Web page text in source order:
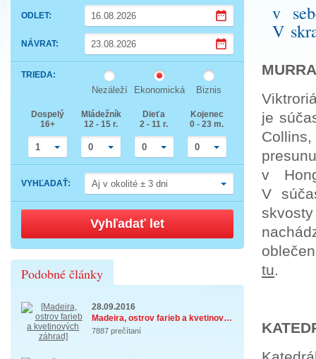
ODLET:
NÁVRAT:
the
down
the
calendar
and
select
a
date.
Press
the
question
to
for
changing
down
arrow
to
interact
with
the
and
select
date.
Press
question
mark
the
keyboard
for
changing
dates.
TRIEDA:
Nezáleží Ekonomická Biznis
Dospelý
16+
1
Mládežník
12 - 15 r.
0
Dieťa
2 - 11 r.
0
Kojenec
0 - 23 m.
0
VYHĽADAŤ: Aj v okolité ± 3 dni
Vyhľadať let
Podobné články
28.09.2016
Madeira, ostrov farieb a kvetinových záhrad ...
7887 prečítaní
v
V
je
v
V
tu.